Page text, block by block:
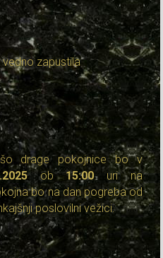
zapustila
drage pokojnice bo v
ob15:00uri na
bo na dan pogreba od
poslovilni vežici.